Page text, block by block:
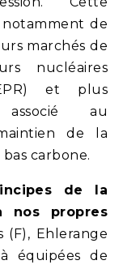
de
marchés de
nucléaires
et plus
associé au
de la
carbone.
de la
nos propres
(F), Ehlerange
équipées de